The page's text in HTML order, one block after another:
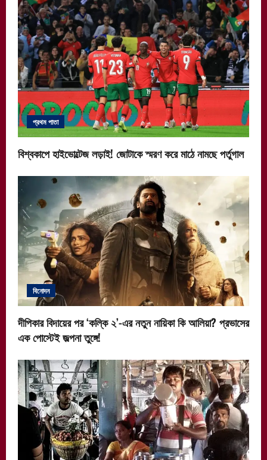
প্রথম পাতা
বিশ্বকাপে হাইভোল্টেজ লড়াই! জোটাকে স্মরণ করে মাঠে নামছে পর্তুগাল
বিনোদন
দীপিকার বিদায়ের পর ‘কল্কি ২’-এর নতুন নায়িকা কি আলিয়া? প্রভাসের
এক পোস্টেই জল্পনা তুঙ্গে!